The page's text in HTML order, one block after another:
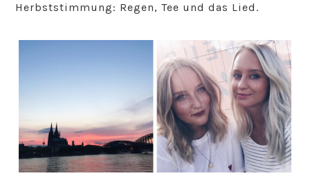
Herbststimmung: Regen, Tee und das Lied.